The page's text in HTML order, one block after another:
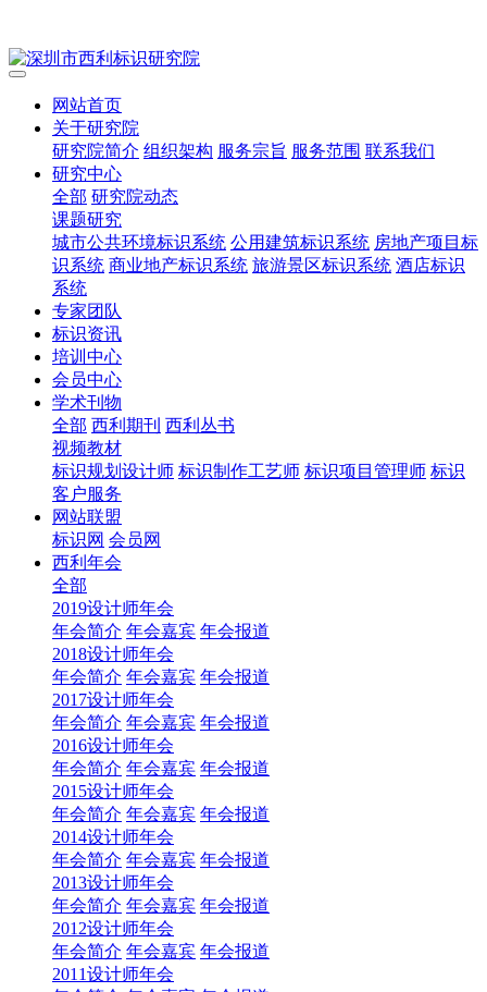
网站首页
关于研究院
研究院简介 组织架构 服务宗旨 服务范围 联系我们
研究中心
全部 研究院动态
课题研究
城市公共环境标识系统 公用建筑标识系统 房地产项目标
识系统 商业地产标识系统 旅游景区标识系统 酒店标识
系统
专家团队
标识资讯
培训中心
会员中心
学术刊物
全部 西利期刊 西利丛书
视频教材
标识规划设计师 标识制作工艺师 标识项目管理师 标识
客户服务
网站联盟
标识网 会员网
西利年会
全部
2019设计师年会
年会简介 年会嘉宾 年会报道
2018设计师年会
年会简介 年会嘉宾 年会报道
2017设计师年会
年会简介 年会嘉宾 年会报道
2016设计师年会
年会简介 年会嘉宾 年会报道
2015设计师年会
年会简介 年会嘉宾 年会报道
2014设计师年会
年会简介 年会嘉宾 年会报道
2013设计师年会
年会简介 年会嘉宾 年会报道
2012设计师年会
年会简介 年会嘉宾 年会报道
2011设计师年会